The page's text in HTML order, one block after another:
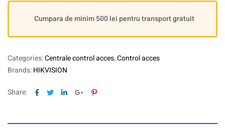
Cumpara de minim 500 lei pentru transport gratuit
Categories:Centrale control acces,Control acces
Brands:HIKVISION
Share: Facebook
TwitterLinkedinGoogle+Pinterest